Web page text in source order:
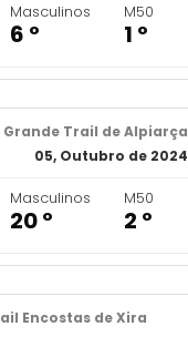
Masculinos
6 º
M50
1 º
Grande Trail de Alpiarça
05, Outubro de 2024
Masculinos
20 º
M50
2 º
Encostas de Xira